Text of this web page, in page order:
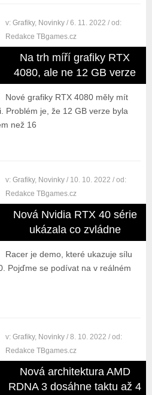
v:Grafiky, Novinky / 6. 11. 2022 / od:
Redakce TBgames.cz
Na trh míří grafiky RTX
4080, ale ne 12 GB verze
Nové grafiky RTX 4080 měly mít
Problém je, že 12 GB verze byla
než 16
v:Grafiky, Novinky / 10. 10. 2022 / od:
Redakce TBgames.cz
Nová Nvidia RTX 40 série
ukázala co zvládne
Racer je demo, které ukazuje sílu
Pojďme se podívat na v reálném
v:Grafiky, Novinky / 8. 10. 2022 / od:
Redakce TBgames.cz
Nová architektura AMD
RDNA 3 dosáhne taktu až 4